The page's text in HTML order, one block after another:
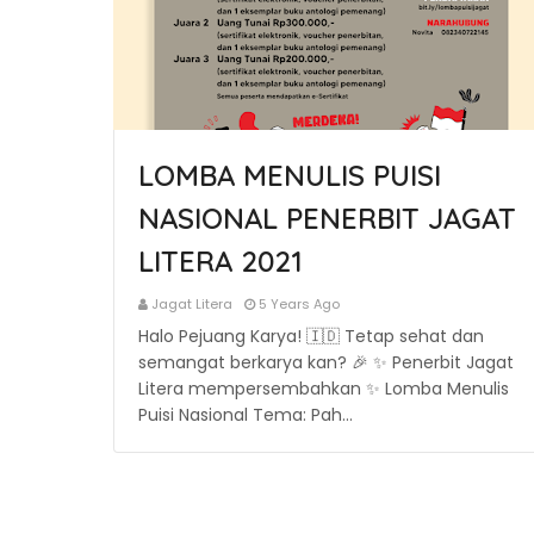
LOMBA MENULIS PUISI
NASIONAL PENERBIT JAGAT
LITERA 2021
Jagat Litera 5 Years Ago
Halo Pejuang Karya! 🇮🇩 Tetap sehat dan
semangat berkarya kan? 🎉 ✨ Penerbit Jagat
Litera mempersembahkan ✨ Lomba Menulis
Puisi Nasional Tema: Pah…